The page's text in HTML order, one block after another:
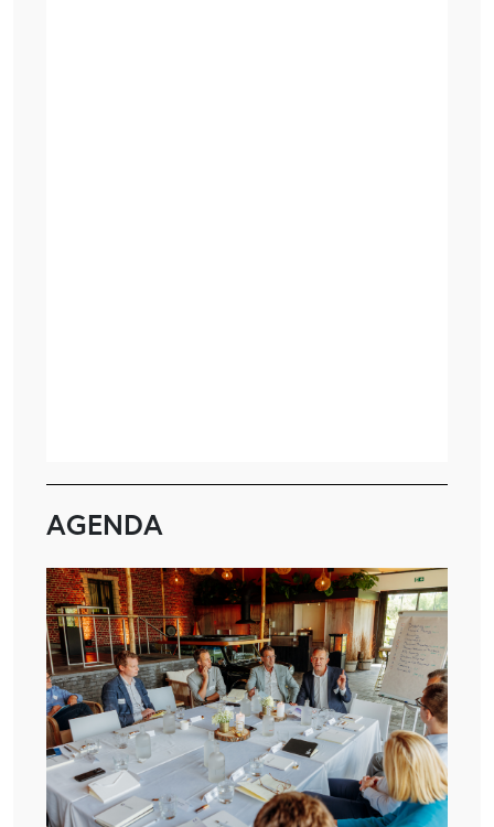
AGENDA